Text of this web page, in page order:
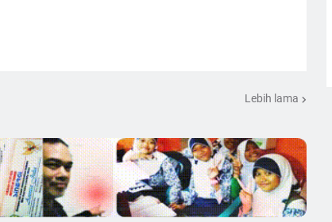
Lebih lama